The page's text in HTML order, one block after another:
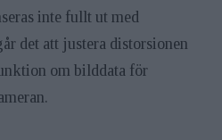
inte fullt ut med
det att justera distorsionen
om bilddata för